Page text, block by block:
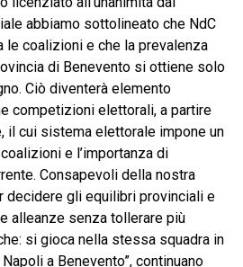
abbiamo sottolineato che NdC
le coalizioni e che la prevalenza
di Benevento si ottiene solo
Ciò diventerà elemento
competizioni elettorali, a partire
il cui sistema elettorale impone un
e l’importanza di
Consapevoli della nostra
decidere gli equilibri provinciali e
alleanze senza tollerare più
si gioca nella stessa squadra in
a Benevento”, continuano